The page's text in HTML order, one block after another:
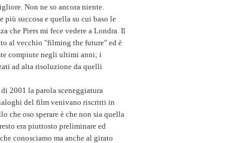
Non ne so ancora niente.
più succosa e quella su cui baso le
che Piers mi fece vedere a Londra. Il
al vecchio "filming the future" ed è
compiute negli ultimi anni; i
ad alta risoluzione da quelli
2001 la parola sceneggiatura
del film venivano riscritti in
che oso sperare è che non sia quella
era piuttosto preliminare ed
conosciamo ma anche al girato